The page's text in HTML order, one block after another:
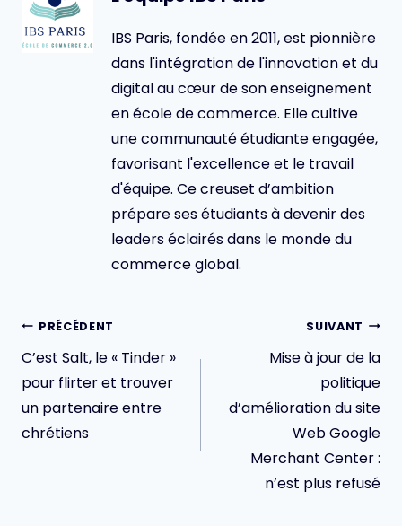
IBS Paris, fondée en 2011, est pionnière
dans l'intégration de l'innovation et du
digital au cœur de son enseignement
en école de commerce. Elle cultive
une communauté étudiante engagée,
favorisant l'excellence et le travail
d'équipe. Ce creuset d’ambition
prépare ses étudiants à devenir des
leaders éclairés dans le monde du
commerce global.
Navigation
de
l’article
PRÉCÉDENT
C’est Salt, le « Tinder »
pour flirter et trouver
un partenaire entre
chrétiens
SUIVANT
Mise à jour de la
politique
d’amélioration du site
Web Google
Merchant Center :
n’est plus refusé